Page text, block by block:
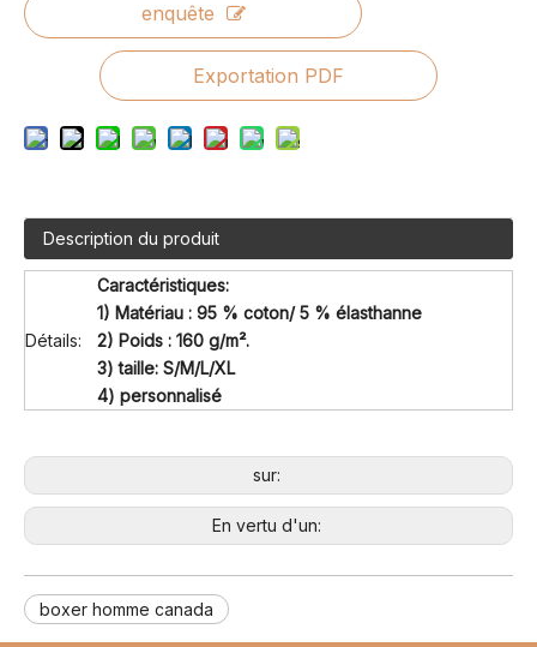
enquête
Exportation PDF
Description du produit
Détails:
Caractéristiques:
1) Matériau : 95 % coton/ 5 % élasthanne
2) Poids : 160 g/m².
3) taille: S/M/L/XL
4) personnalisé
sur:
En vertu d'un:
boxer homme canada